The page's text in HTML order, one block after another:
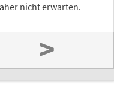
nicht erwarten.
>